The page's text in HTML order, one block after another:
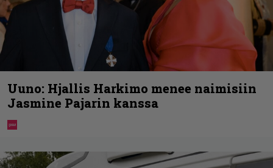
Uuno: Hjallis Harkimo menee naimisiin
Jasmine Pajarin kanssa